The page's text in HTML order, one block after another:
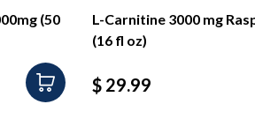
(50
L-Carnitine 3000 mg
(16 fl oz)
Precio
$ 29.99